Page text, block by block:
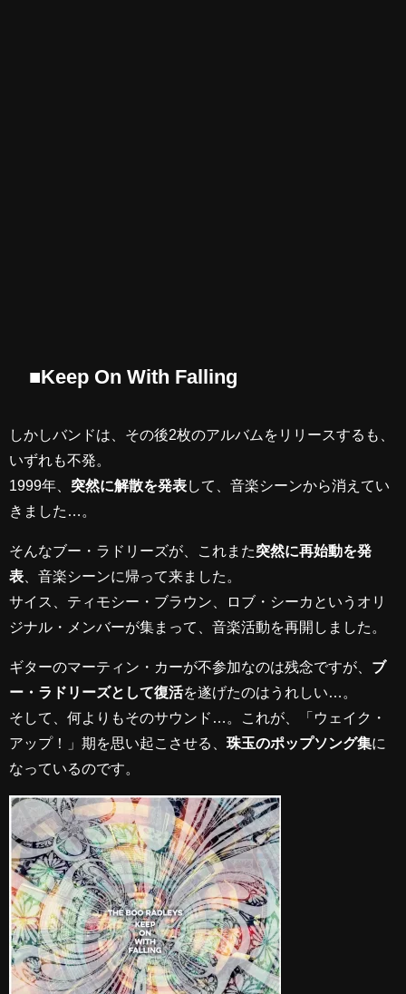
■Keep On With Falling
しかしバンドは、その後2枚のアルバムをリリースするも、
いずれも不発。
1999年、 突然に解散を発表して、音楽シーンから消えてい
きました…。
そんなブー・ラドリーズが、これまた突然に再始動を発
表 、音楽シーンに帰って来ました。
サイス、ティモシー・ブラウン、ロブ・シーカというオリ
ジナル・メンバーが集まって、音楽活動を再開しました。
ギターのマーティン・カーが不参加なのは残念ですが、 ブ
ー・ラドリーズとして復活を遂げたのはうれしい…。
そして、何よりもそのサウンド…。これが、「ウェイク・
アップ！」期を思い起こさせる、 珠玉のポップソング集に
なっているのです。